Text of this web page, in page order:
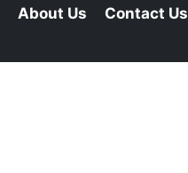
About Us Contact Us